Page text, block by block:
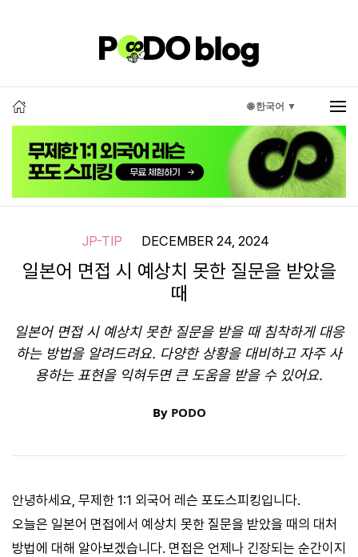
🌐 한국어 ▼
JP-TIP DECEMBER 24, 2024
일본어 면접 시 예상치 못한 질문을 받았을
때
일본어 면접 시 예상치 못한 질문을 받을 때 침착하게 대응
하는 방법을 알려드려요. 다양한 상황을 대비하고 자주 사
용하는 표현을 익혀두면 큰 도움을 받을 수 있어요.
By PODO
안녕하세요, 무제한 1:1 외국어 레슨 포도스피킹입니다.
오늘은 일본어 면접에서 예상치 못한 질문을 받았을 때의 대처
방법에 대해 알아보겠습니다. 면접은 언제나 긴장되는 순간이지